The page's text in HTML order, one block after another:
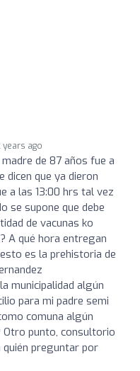
years ago
de 87 años fue a
dicen que ya dieron
a las 13:00 hrs tal vez
se supone que debe
de vacunas ko
A qué hora entregan
es la prehistoria de
municipalidad algún
para mi padre semi
comuna algún
punto, consultorio
preguntar por